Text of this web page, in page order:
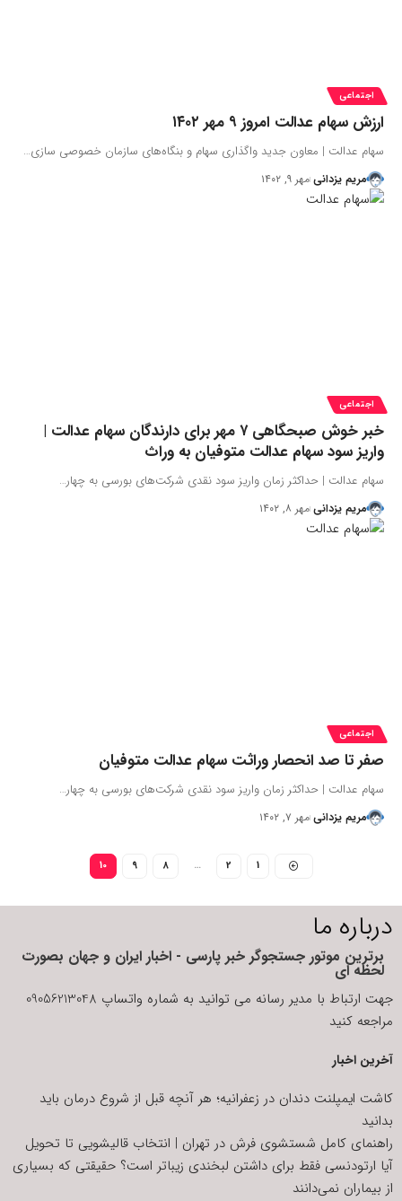
اجتماعی
ارزش سهام عدالت امروز ۹ مهر ۱۴۰۲
سهام عدالت | معاون جدید واگذاری سهام و بنگاه‌های سازمان خصوصی‌ سازی…
مریم یزدانی مهر ۹, ۱۴۰۲
اجتماعی
خبر خوش صبحگاهی ۷ مهر برای دارندگان سهام عدالت |
واریز سود سهام عدالت متوفیان به وراث
سهام عدالت | حداکثر زمان واریز سود نقدی شرکت‌های بورسی به چهار…
مریم یزدانی مهر ۸, ۱۴۰۲
اجتماعی
صفر تا صد انحصار وراثت سهام عدالت متوفیان
سهام عدالت | حداکثر زمان واریز سود نقدی شرکت‌های بورسی به چهار…
مریم یزدانی مهر ۷, ۱۴۰۲
1
2
…
8
9
10
درباره ما
برترین موتور جستجوگر خبر پارسی - اخبار ایران و جهان بصورت
لحظه ای
جهت ارتباط با مدیر رسانه می توانید به شماره واتساپ 09056213048
مراجعه کنید
آخرین اخبار
کاشت ایمپلنت دندان در زعفرانیه؛ هر آنچه قبل از شروع درمان باید
بدانید
راهنمای کامل شستشوی فرش در تهران | انتخاب قالیشویی تا تحویل
آیا ارتودنسی فقط برای داشتن لبخندی زیباتر است؟ حقیقتی که بسیاری
از بیماران نمی‌دانند